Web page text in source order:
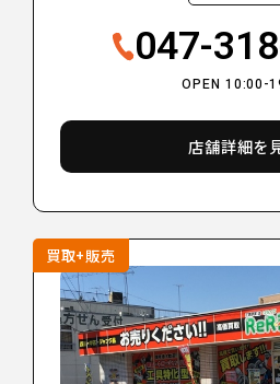
047-
OPEN 10:00-
店舗詳細を
買取+販売